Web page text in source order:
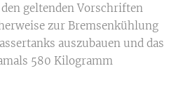
geltenden Vorschriften
zur Bremsenkühlung
auszubauen und das
580 Kilogramm